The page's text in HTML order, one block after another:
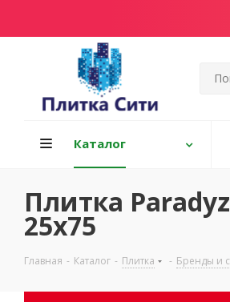
Каталог
Плитка
25х75
Главная - Каталог - Плитка - Бренды и